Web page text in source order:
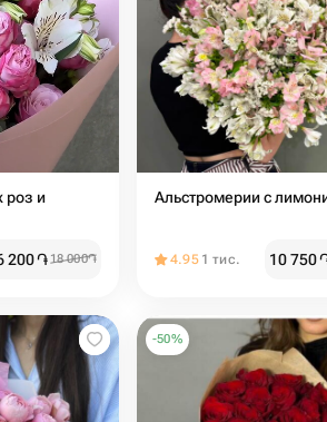
роз и
200֏18 000֏
Альстромерии с
4.95 1 тис. 10 750
-50%